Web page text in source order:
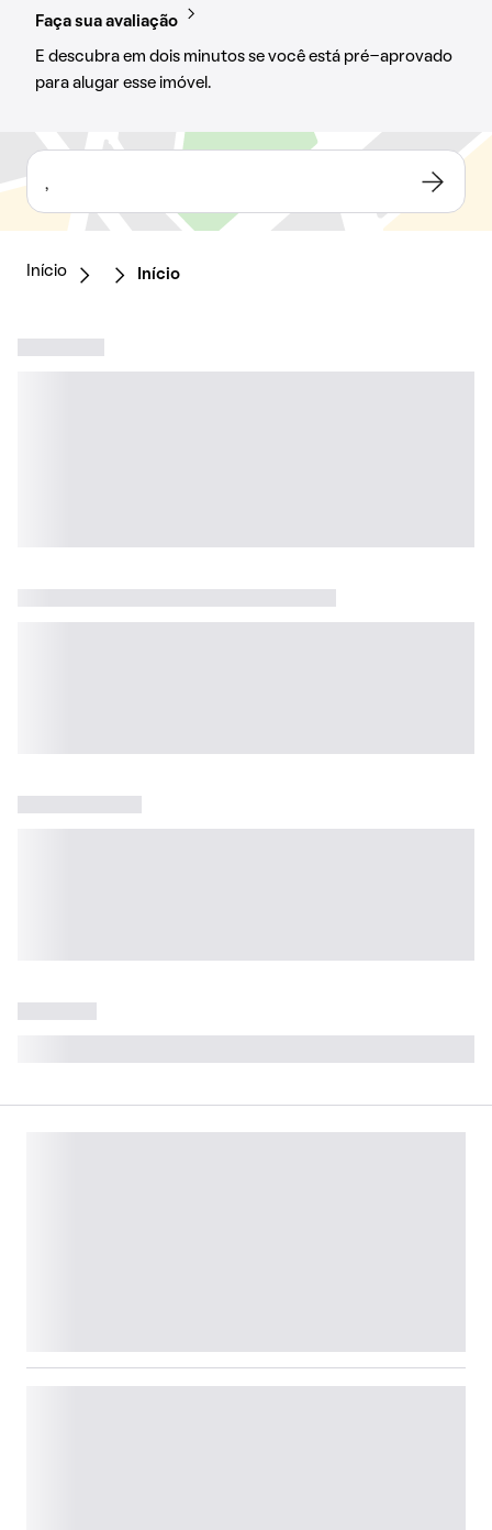
Faça sua avaliação
E descubra em dois minutos se você está pré-aprovado
para alugar esse imóvel.
,
Início Início